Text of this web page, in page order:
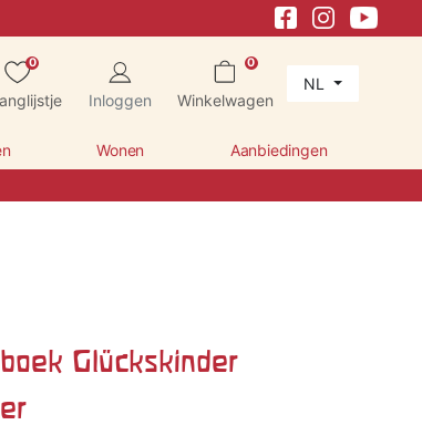
0
Inloggen
0
Winkelwagen
NL
Wonen Aanbiedingen
Glückskinder